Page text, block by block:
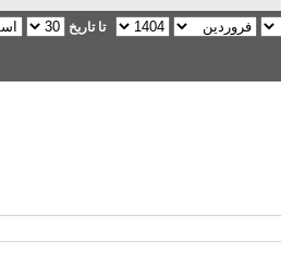
تا تاریخ